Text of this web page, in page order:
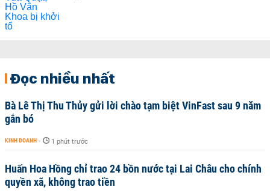
Đọc nhiều nhất
Bà Lê Thị Thu Thủy gửi lời chào tạm biệt VinFast sau 9 năm
gắn bó
KINH DOANH - 1 phút trước
Huấn Hoa Hồng chỉ trao 24 bồn nước tại Lai Châu cho chính
quyền xã, không trao tiền